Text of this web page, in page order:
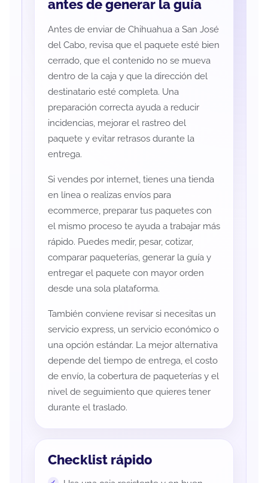
antes de generar la guía
Antes de enviar de Chihuahua a San José
del Cabo, revisa que el paquete esté bien
cerrado, que el contenido no se mueva
dentro de la caja y que la dirección del
destinatario esté completa. Una
preparación correcta ayuda a reducir
incidencias, mejorar el rastreo del
paquete y evitar retrasos durante la
entrega.
Si vendes por internet, tienes una tienda
en línea o realizas envíos para
ecommerce, preparar tus paquetes con
el mismo proceso te ayuda a trabajar más
rápido. Puedes medir, pesar, cotizar,
comparar paqueterías, generar la guía y
entregar el paquete con mayor orden
desde una sola plataforma.
También conviene revisar si necesitas un
servicio express, un servicio económico o
una opción estándar. La mejor alternativa
depende del tiempo de entrega, el costo
de envío, la cobertura de paqueterías y el
nivel de seguimiento que quieres tener
durante el traslado.
Checklist rápido